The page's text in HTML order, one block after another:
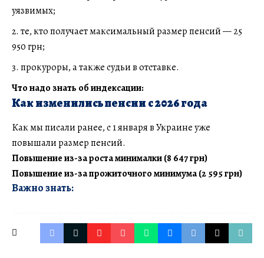
уязвимых;
те, кто получает максимальный размер пенсий — 25
950 грн;
прокуроры, а также судьи в отставке.
Что надо знать об индексации:
Как изменились пенсии с 2026 года
Как мы писали ранее, с 1 января в Украине уже
повышали размер пенсий.
Повышение из-за роста минималки (8 647 грн)
Повышение из-за прожиточного минимума (2 595 грн)
Важно знать: